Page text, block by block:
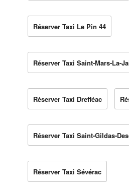
Réserver Taxi Le Pin 44
Réserver Taxi Saint-Mars-La-
Réserver Taxi Drefféac
Réserver Taxi Saint-Gildas-
Réserver Taxi Sévérac